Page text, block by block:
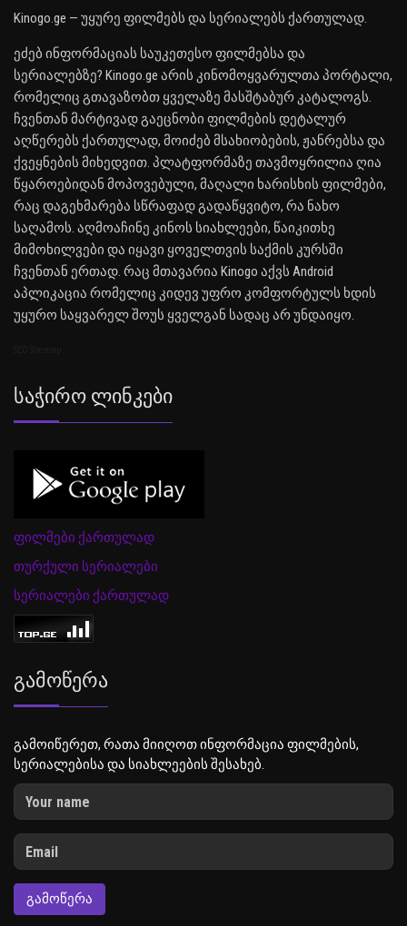
Kinogo.ge — უყურე ფილმებს და სერიალებს ქართულად.
ეძებ ინფორმაციას საუკეთესო ფილმებსა და
სერიალებზე? Kinogo.ge არის კინომოყვარულთა პორტალი,
რომელიც გთავაზობთ ყველაზე მასშტაბურ კატალოგს.
ჩვენთან მარტივად გაეცნობი ფილმების დეტალურ
აღწერებს ქართულად, მოიძებ მსახიობების, ჟანრებსა და
ქვეყნების მიხედვით. პლატფორმაზე თავმოყრილია ღია
წყაროებიდან მოპოვებული, მაღალი ხარისხის ფილმები,
რაც დაგეხმარება სწრაფად გადაწყვიტო, რა ნახო
საღამოს. აღმოაჩინე კინოს სიახლეები, წაიკითხე
მიმოხილვები და იყავი ყოველთვის საქმის კურსში
ჩვენთან ერთად. რაც მთავარია Kinogo აქვს Android
აპლიკაცია რომელიც კიდევ უფრო კომფორტულს ხდის
უყურო საყვარელ შოუს ყველგან სადაც არ უნდაიყო.
Საჭირო Ლინკები
ფილმები ქართულად
თურქული სერიალები
სერიალები ქართულად
Გამოწერა
გამოიწერეთ, რათა მიიღოთ ინფორმაცია ფილმების,
სერიალებისა და სიახლეების შესახებ.
ᲒᲐᲛᲝᲬᲔᲠᲐ